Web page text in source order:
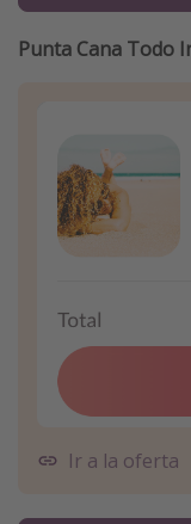
Punta Cana Todo
Ir a la oferta